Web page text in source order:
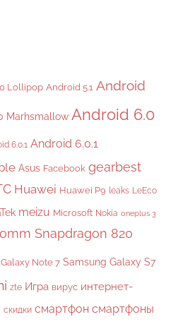
Lollipop Android 5.1 Android
Marhsmallow Android 6.0
6.0.1 Android 6.0.1
Asus Facebook gearbest
Huawei Huawei P9 leaks LeEco
meizu Microsoft Nokia oneplus 3
Snapdragon 820
Note 7 Samsung Galaxy S7
zte Игра вирус интернет-
скидки смартфон смартфоны